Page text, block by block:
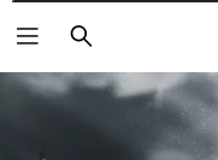
Buscar